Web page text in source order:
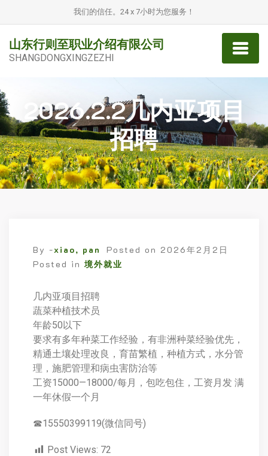
我们的信任。24 x 7小时为您服务！
山东行则至职业介绍有限公司
SHANGDONGXINGZEZHI
2026.2.2几内亚项目
招聘
By -xiao, pan Posted on 2026年2月2日
Posted in 境外就业
几内亚项目招聘
蔬菜种植技术员
年龄50以下
要求有多年种菜工作经验，有非洲种菜经验优先，
精通土壤处理改良，育苗繁植，种植方式，水分管
理，施肥管理和病虫害防治等
工资15000—18000/每月，包吃包住，工资月发 满
一年休假一个月
☎15550399119(微信同号)
Post Views: 72